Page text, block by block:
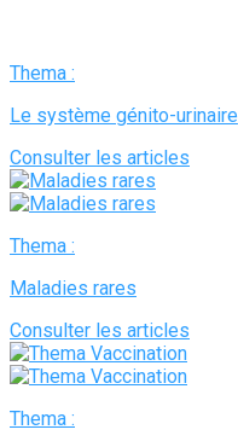
Thema :
Le système génito-urinaire
Consulter les articles
Thema :
Maladies rares
Consulter les articles
Thema :